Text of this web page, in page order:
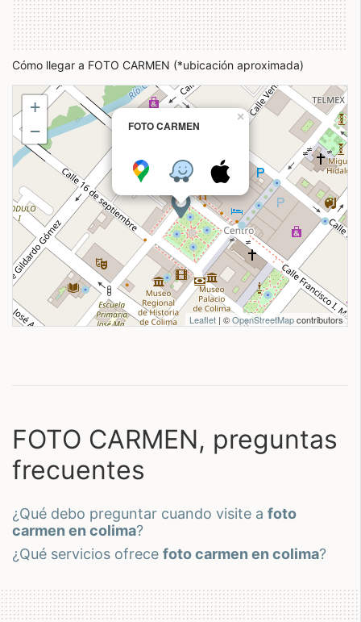
Cómo llegar a FOTO CARMEN (*ubicación aproximada)
FOTO CARMEN
×
+
−
Leaflet | ©OpenStreetMapcontributors
FOTO CARMEN, preguntas
frecuentes
¿qué debo preguntar cuando visite a foto
carmen en colima?
¿qué servicios ofrece foto carmen en colima?